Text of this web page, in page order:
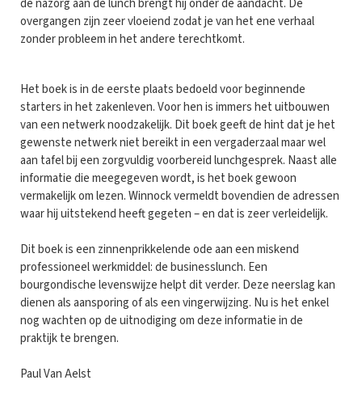
de nazorg aan de lunch brengt hij onder de aandacht. De
overgangen zijn zeer vloeiend zodat je van het ene verhaal
zonder probleem in het andere terechtkomt.
Het boek is in de eerste plaats bedoeld voor beginnende
starters in het zakenleven. Voor hen is immers het uitbouwen
van een netwerk noodzakelijk. Dit boek geeft de hint dat je het
gewenste netwerk niet bereikt in een vergaderzaal maar wel
aan tafel bij een zorgvuldig voorbereid lunchgesprek. Naast alle
informatie die meegegeven wordt, is het boek gewoon
vermakelijk om lezen. Winnock vermeldt bovendien de adressen
waar hij uitstekend heeft gegeten – en dat is zeer verleidelijk.
Dit boek is een zinnenprikkelende ode aan een miskend
professioneel werkmiddel: de businesslunch. Een
bourgondische levenswijze helpt dit verder. Deze neerslag kan
dienen als aansporing of als een vingerwijzing. Nu is het enkel
nog wachten op de uitnodiging om deze informatie in de
praktijk te brengen.
Paul Van Aelst